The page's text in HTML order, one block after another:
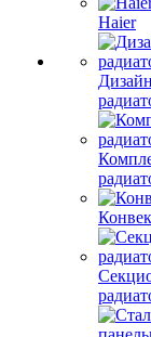
Haier